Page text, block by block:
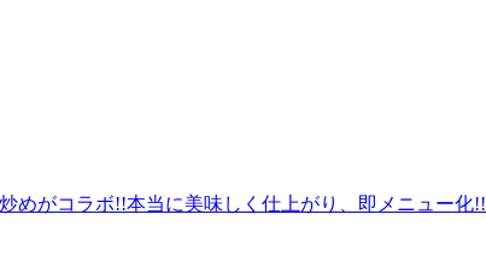
めがコラボ!!本当に美味しく仕上がり、即メニュー化!!